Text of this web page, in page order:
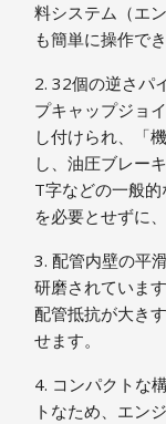
料システム（エ
も簡単に操作で
2. 32個の逆さパ
プキャップジョ
し付けられ、「
し、油圧ブレー
T字などの一般
を必要とせずに
3. 配管内壁の平
研磨されていま
配管抵抗が大き
せます。
4. コンパクトな
トなため、エン